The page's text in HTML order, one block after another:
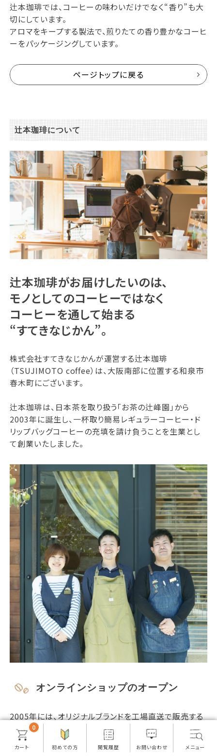
辻本珈琲では、コーヒーの味わいだけでなく“香り”も大
切にしています。
アロマをキープする製法で、煎りたての香り豊かなコーヒ
ーをパッケージングしています。
ページトップに戻る
辻本珈琲について
辻本珈琲がお届けしたいのは、
モノとしてのコーヒーではなく
コーヒーを通して始まる
“すてきなじかん”。
株式会社すてきなじかんが運営する辻本珈琲
（TSUJIMOTO coffee）は、大阪南部に位置する和泉市
春木町にございます。
辻本珈琲は、日本茶を取り扱う「お茶の辻峰園」から
2003年に誕生し、一杯取り簡易レギュラーコーヒー・ド
リップバッグコーヒーの充填を請け負うことを生業とし
て創業いたしました。
オンラインショップのオープン
2005年には、オリジナルブランドを工場直送で販売する
「TSUJIMOTO coffee 楽天市場店」をオープンいたしま
した。
オンラインショップでは、ドリップコーヒー、スペシャルテ
0